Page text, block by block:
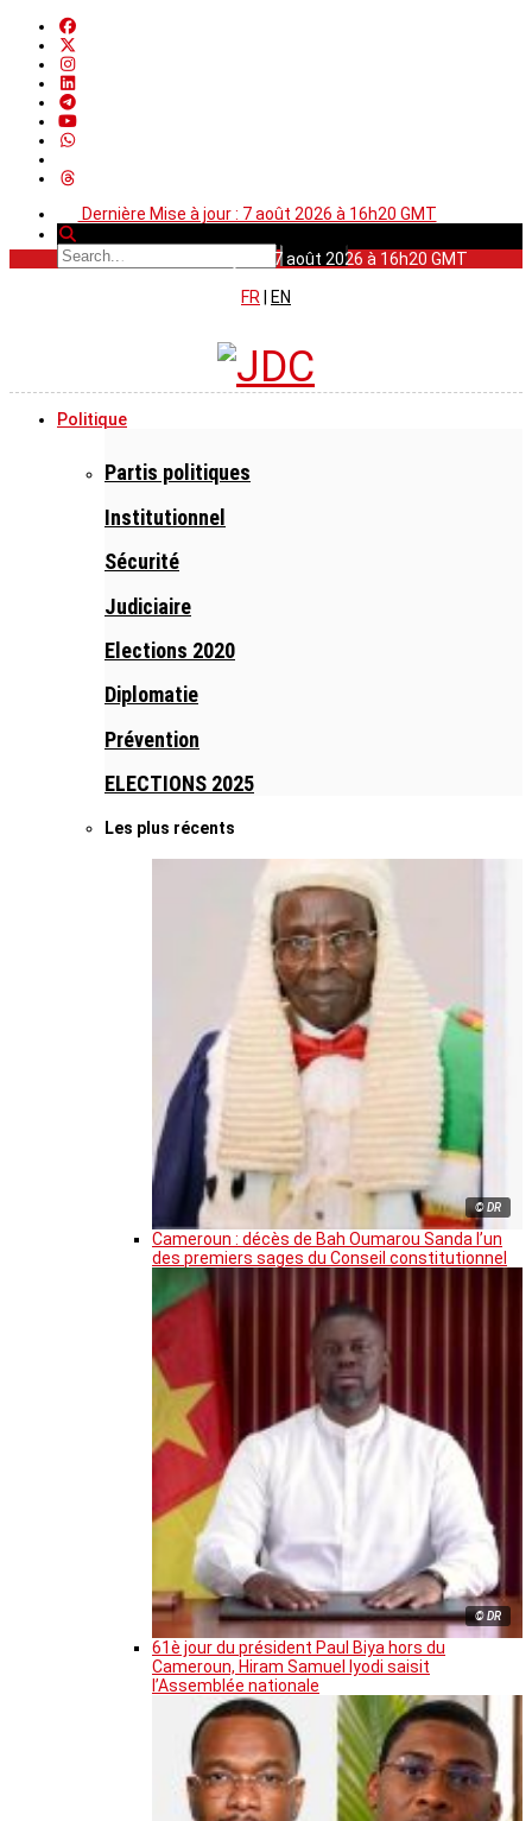
Dernière Mise à jour : 7 août 2026 à 16h20 GMT
Dernière Mise à jour : 7 août 2026 à 16h20 GMT
FR
EN
Politique
Partis politiques
Institutionnel
Sécurité
Judiciaire
Elections 2020
Diplomatie
Prévention
ELECTIONS 2025
Les plus récents
© DR
Cameroun : décès de Bah Oumarou Sanda l’un
des premiers sages du Conseil constitutionnel
© DR
61è jour du président Paul Biya hors du
Cameroun, Hiram Samuel Iyodi saisit
l’Assemblée nationale